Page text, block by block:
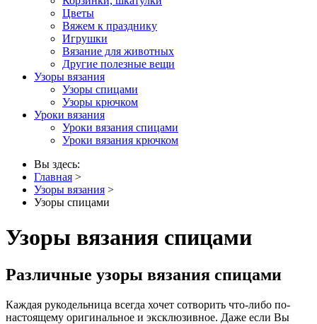
Цветы
Вяжем к празднику
Игрушки
Вязание для животных
Другие полезные вещи
Узоры вязания
Узоры спицами
Узоры крючком
Уроки вязания
Уроки вязания спицами
Уроки вязания крючком
Вы здесь:
Главная >
Узоры вязания >
Узоры спицами
Узоры вязания спицами
Различные узоры вязания спицами
Каждая рукодельница всегда хочет сотворить что-либо по-
настоящему оригинальное и эксклюзивное. Даже если Вы